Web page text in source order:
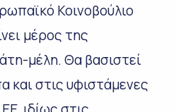
Κοινοβούλιο
μέρος της
μέλη. Θα βασιστεί
και στις υφιστάμενες